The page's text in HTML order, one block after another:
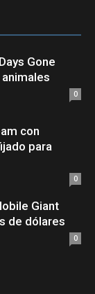
Gone
0
con
para
0
Giant
de dólares
0